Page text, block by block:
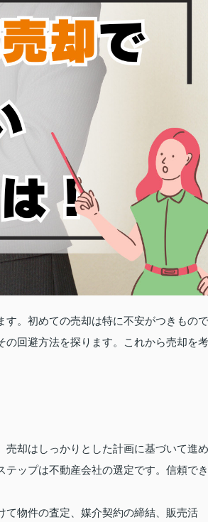
。初めての売却は特に不安がつきもので
回避方法を探ります。これから売却を考
却はしっかりとした計画に基づいて進め
ップは不動産会社の選定です。信頼でき
て物件の査定、媒介契約の締結、販売活